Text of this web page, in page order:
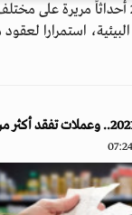
عاش الصومال خلال 2021 أحداثاً
استمرارا